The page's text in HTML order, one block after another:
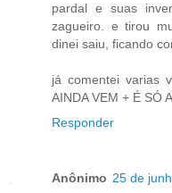
pardal e suas
zagueiro. e tirou
dinei saiu, ficando
já comentei varias
AINDA VEM + É SÓ
Responder
Anônimo 25 de